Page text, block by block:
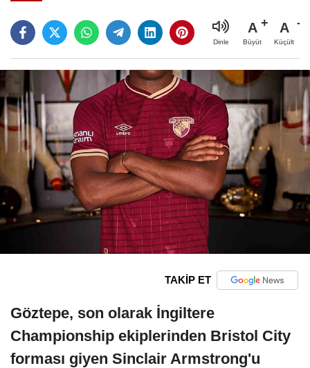
Dinle
A
Büyüt
A
Küçült
TAKİP ET
Göztepe, son olarak İngiltere
Championship ekiplerinden Bristol City
forması giyen Sinclair Armstrong'u